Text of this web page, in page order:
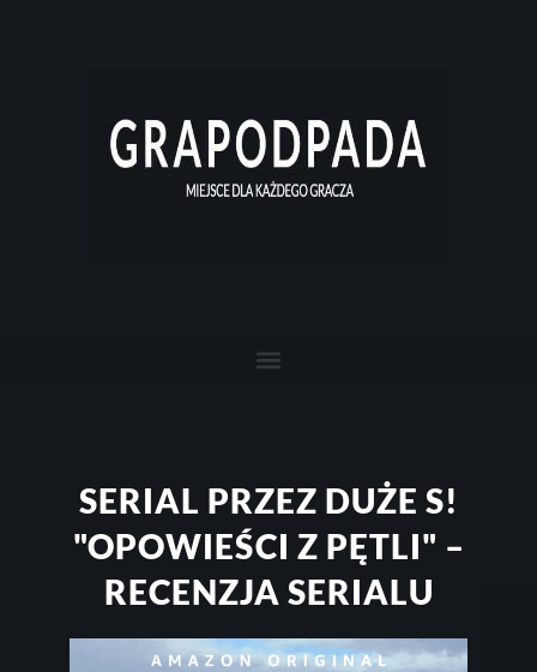
SERIAL PRZEZ DUŻE S!
"OPOWIEŚCI Z PĘTLI" –
RECENZJA SERIALU